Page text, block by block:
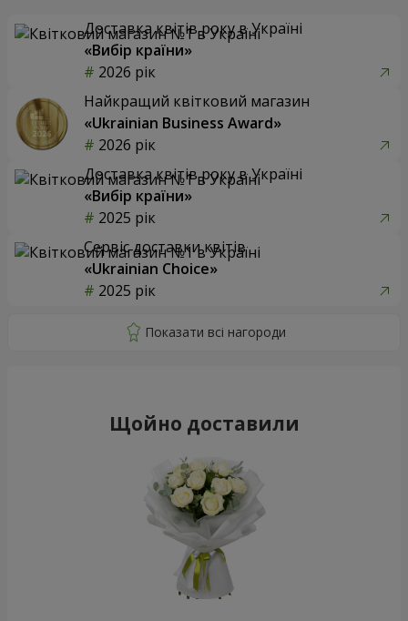
Доставка квітів року в Україні
«Вибір країни»
2026 рік
Найкращий квітковий магазин
«Ukrainian Business Award»
2026 рік
Доставка квітів року в Україні
«Вибір країни»
2025 рік
Сервіс доставки квітів
«Ukrainian Choice»
2025 рік
Щойно доставили